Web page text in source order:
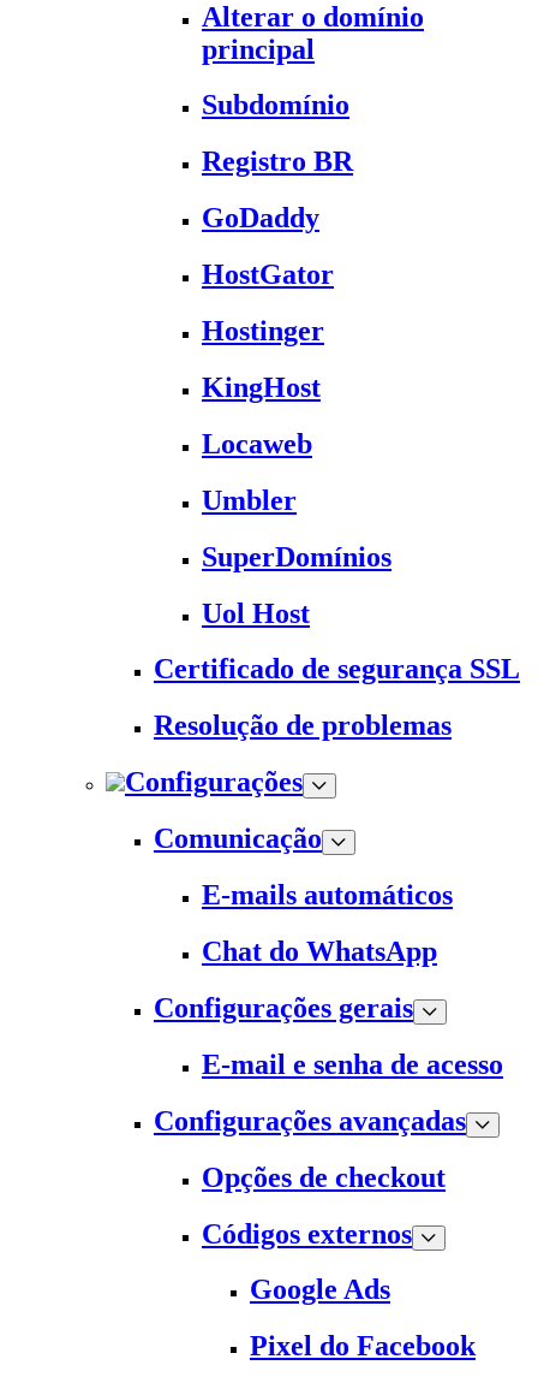
Alterar o domínio
principal
Subdomínio
Registro BR
GoDaddy
HostGator
Hostinger
KingHost
Locaweb
Umbler
SuperDomínios
Uol Host
Certificado de segurança SSL
Resolução de problemas
Configurações
Comunicação
E-mails automáticos
Chat do WhatsApp
Configurações gerais
E-mail e senha de acesso
Configurações avançadas
Opções de checkout
Códigos externos
Google Ads
Pixel do Facebook